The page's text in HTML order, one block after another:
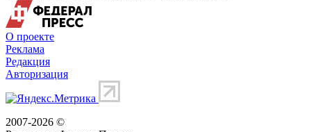
О проекте
Реклама
Редакция
Авторизация
2007-2026 ©